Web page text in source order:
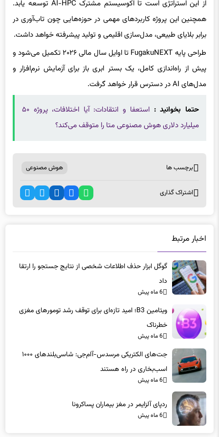
از این استراتژی است تا اکوسیستم مشترک AI-HPC توسعه یابد.
همچنین این پروژه کاربردهای مهمی در حوزه‌هایی چون تاب‌آوری در
برابر بلایای طبیعی، مدل‌سازی اقلیمی و تولید پیشرفته خواهد داشت.
طراحی پایه FugakuNEXT تا اوایل سال مالی ۲۰۲۶ تکمیل می‌شود و
پیش از راه‌اندازی کامل، یک بستر ابری باز برای آزمایش نرم‌افزار و
مدل‌های AI در دسترس قرار خواهد گرفت.
حتما بخوانید :
استعفا و انتقادات: آیا اختلافات، پروژه ۵۰
میلیارد دلاری هوش مصنوعی متا را متوقف می‌کند؟
برچسب ها هوش مصنوعی
اشتراک گذاری
اخبار مرتبط
گوگل ابزار حذف اطلاعات شخصی از نتایج جستجو را ارتقا
داد
6 ماه پیش
ویتامین B3؛ امید تازه‌ای برای توقف رشد تومورهای مغزی
خطرناک
6 ماه پیش
جت‌های الکتریکی مرسدس-آام‌جی: شاسی‌بلندهای ۱۰۰۰
اسب‌بخاری در راه هستند
6 ماه پیش
ردپای آلزایمر در مغز بیماران پساکرونا
6 ماه پیش